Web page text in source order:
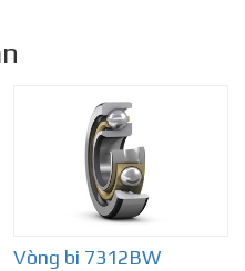
Vòng bi 7312BW